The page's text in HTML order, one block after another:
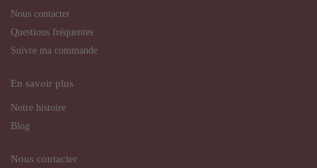
Nous contacter
Questions fréquentes
Suivre ma commande
En savoir plus
Notre histoire
Blog
Nous contacter